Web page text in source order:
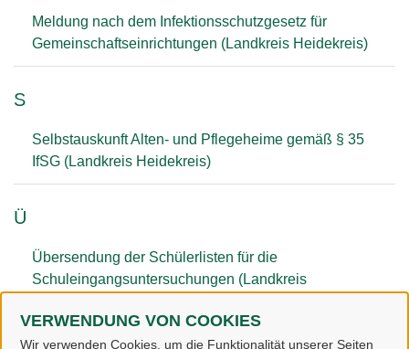
VERWENDUNG VON COOKIES
Wir verwenden Cookies, um die Funktionalität unserer Seiten
Meldung nach dem Infektionsschutzgesetz für
Gemeinschaftseinrichtungen (Landkreis Heidekreis)
S
Selbstauskunft Alten- und Pflegeheime gemäß § 35
IfSG (Landkreis Heidekreis)
Ü
Übersendung der Schülerlisten für die
Schuleingangsuntersuchungen (Landkreis
Übersendung eines Masernschutznachweises